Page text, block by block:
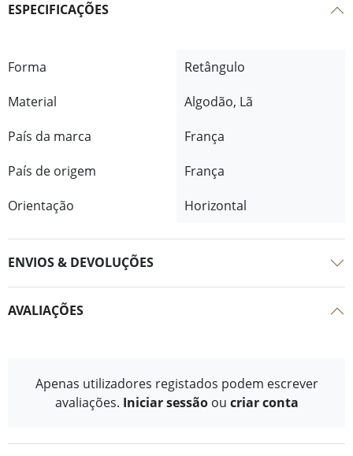
ESPECIFICAÇÕES
Forma
Retângulo
Material
Algodão, Lã
País da marca
França
País de origem
França
Orientação
Horizontal
ENVIOS & DEVOLUÇÕES
AVALIAÇÕES
Apenas utilizadores registados podem escrever
avaliações. Iniciar sessão ou criar conta